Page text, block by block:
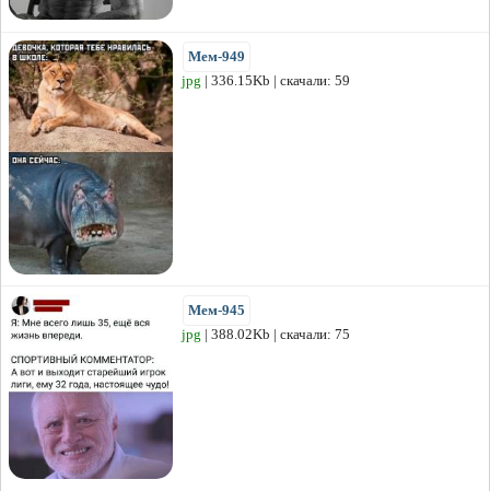
Мем-949
jpg | 336.15Kb | скачали: 59
Мем-945
jpg | 388.02Kb | скачали: 75